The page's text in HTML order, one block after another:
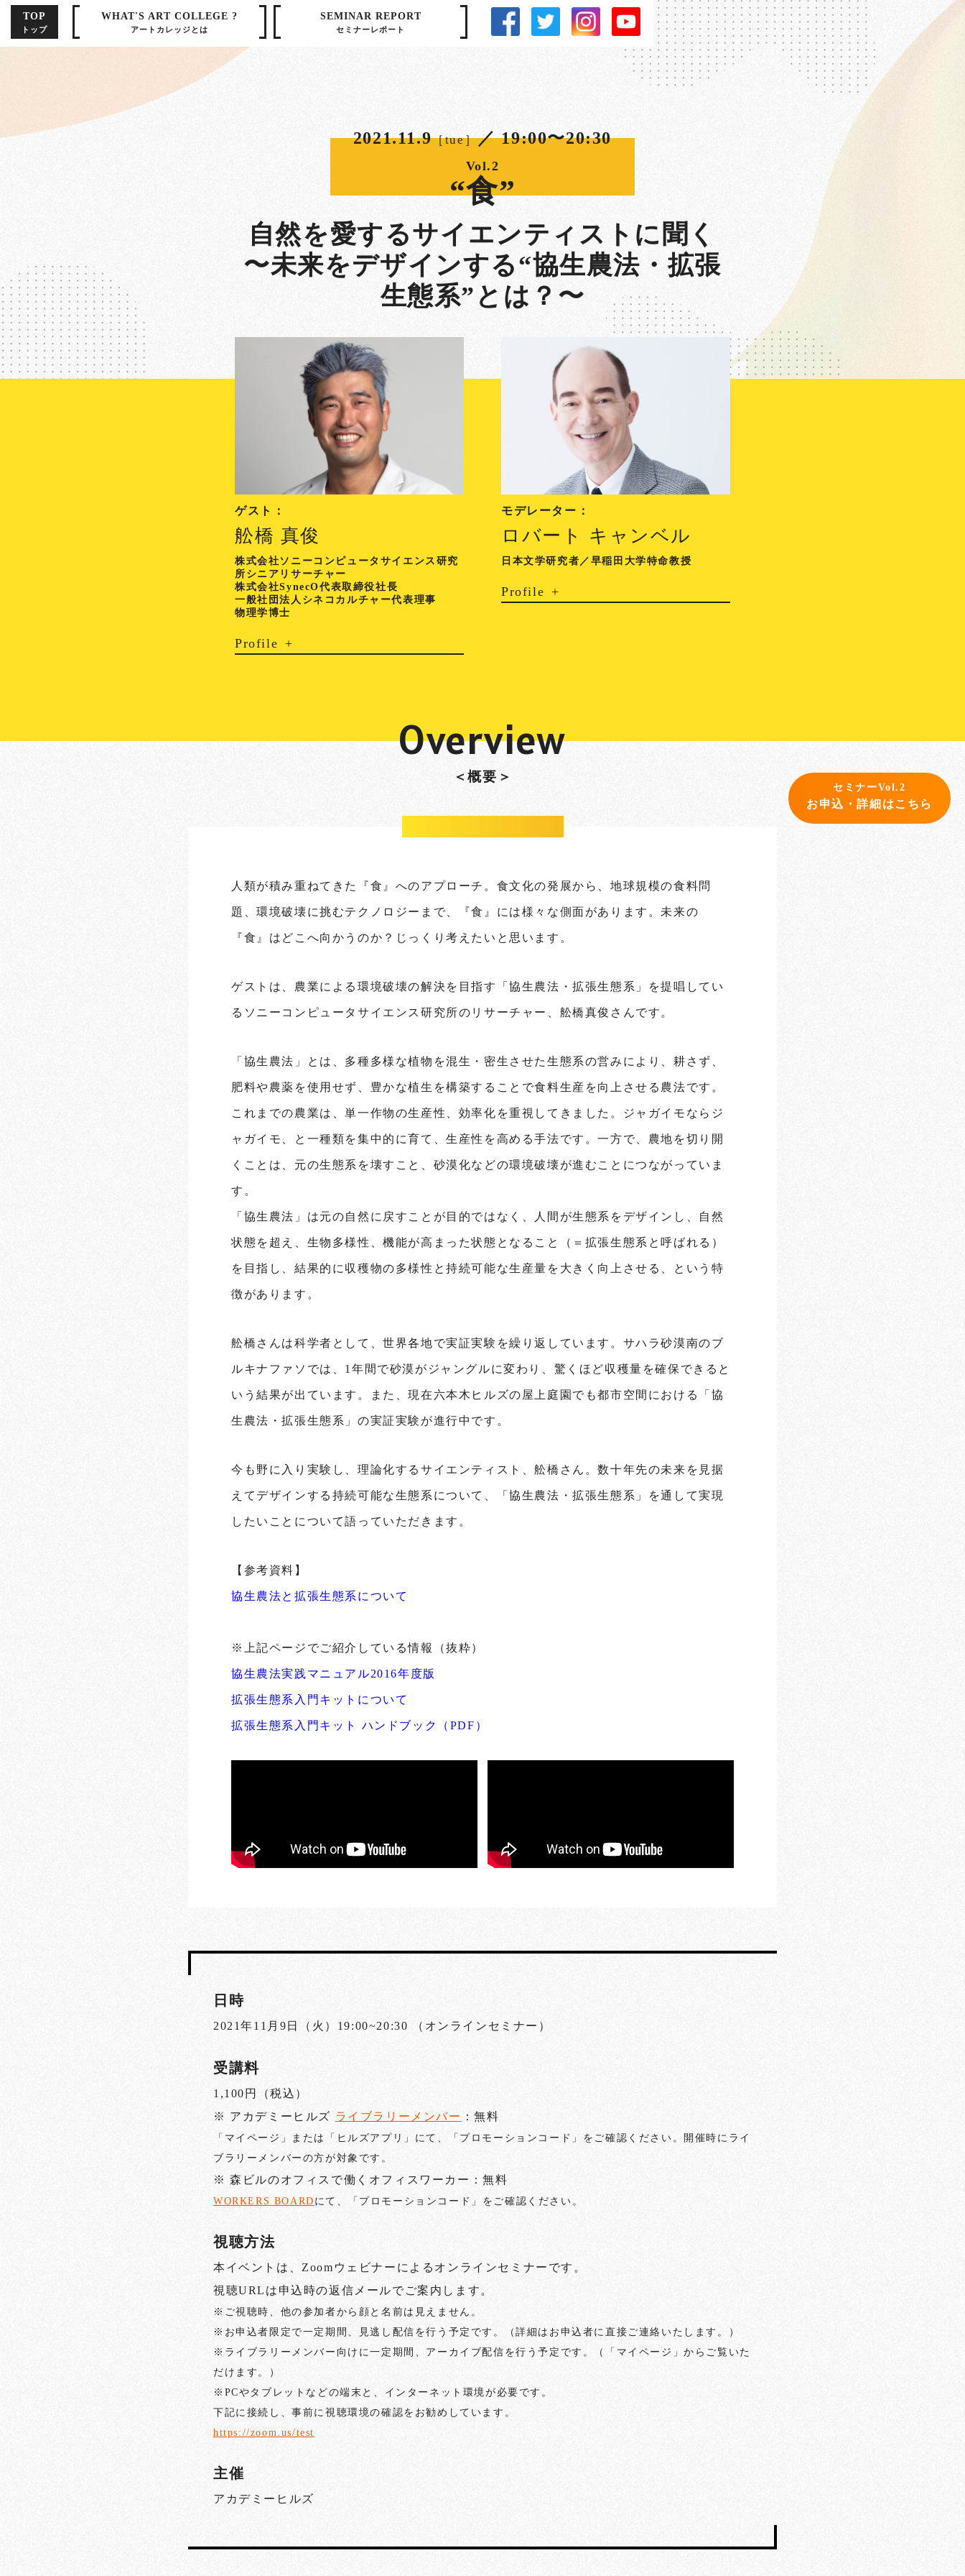
TOP
トップ
WHAT'S ART COLLEGE ?
アートカレッジとは
SEMINAR REPORT
セミナーレポート
2021.11.9［tue］／ 19:00〜20:30
Vol.2
“食”
自然を愛するサイエンティストに聞く
〜未来をデザインする“協生農法・拡張
生態系”とは？〜
ゲスト：
舩橋 真俊
株式会社ソニーコンピュータサイエンス研究
所シニアリサーチャー
株式会社SynecO代表取締役社長
一般社団法人シネコカルチャー代表理事
物理学博士
Profile
モデレーター：
ロバート キャンベル
日本文学研究者／早稲田大学特命教授
Profile
Overview
＜概要＞
人類が積み重ねてきた『食』へのアプローチ。食文化の発展から、地球規模の食料問
題、環境破壊に挑むテクノロジーまで、『食』には様々な側面があります。未来の
『食』はどこへ向かうのか？じっくり考えたいと思います。
ゲストは、農業による環境破壊の解決を目指す「協生農法・拡張生態系」を提唱してい
るソニーコンピュータサイエンス研究所のリサーチャー、舩橋真俊さんです。
「協生農法」とは、多種多様な植物を混生・密生させた生態系の営みにより、耕さず、
肥料や農薬を使用せず、豊かな植生を構築することで食料生産を向上させる農法です。
これまでの農業は、単一作物の生産性、効率化を重視してきました。ジャガイモならジ
ャガイモ、と一種類を集中的に育て、生産性を高める手法です。一方で、農地を切り開
くことは、元の生態系を壊すこと、砂漠化などの環境破壊が進むことにつながっていま
す。
「協生農法」は元の自然に戻すことが目的ではなく、人間が生態系をデザインし、自然
状態を超え、生物多様性、機能が高まった状態となること（＝拡張生態系と呼ばれる）
を目指し、結果的に収穫物の多様性と持続可能な生産量を大きく向上させる、という特
徴があります。
舩橋さんは科学者として、世界各地で実証実験を繰り返しています。サハラ砂漠南のブ
ルキナファソでは、1年間で砂漠がジャングルに変わり、驚くほど収穫量を確保できると
いう結果が出ています。また、現在六本木ヒルズの屋上庭園でも都市空間における「協
生農法・拡張生態系」の実証実験が進行中です。
今も野に入り実験し、理論化するサイエンティスト、舩橋さん。数十年先の未来を見据
えてデザインする持続可能な生態系について、「協生農法・拡張生態系」を通して実現
したいことについて語っていただきます。
【参考資料】
協生農法と拡張生態系について
※上記ページでご紹介している情報（抜粋）
協生農法実践マニュアル2016年度版
拡張生態系入門キットについて
拡張生態系入門キット ハンドブック（PDF）
日時
2021年11月9日（火）19:00~20:30 （オンラインセミナー）
受講料
1,100円（税込）
※ アカデミーヒルズ ライブラリーメンバー ：無料
「マイページ」または「ヒルズアプリ」にて、「プロモーションコード」をご確認ください。開催時にライ
ブラリーメンバーの方が対象です。
※ 森ビルのオフィスで働くオフィスワーカー：無料
WORKERS BOARD にて、「プロモーションコード」をご確認ください。
視聴方法
本イベントは、Zoomウェビナーによるオンラインセミナーです。
視聴URLは申込時の返信メールでご案内します。
※ご視聴時、他の参加者から顔と名前は見えません。
※お申込者限定で一定期間、見逃し配信を行う予定です。（詳細はお申込者に直接ご連絡いたします。）
※ライブラリーメンバー向けに一定期間、アーカイブ配信を行う予定です。（「マイページ」からご覧いた
だけます。）
※PCやタブレットなどの端末と、インターネット環境が必要です。
下記に接続し、事前に視聴環境の確認をお勧めしています。
https://zoom.us/test
主催
アカデミーヒルズ
セミナーVol.2
お申込・詳細はこちら